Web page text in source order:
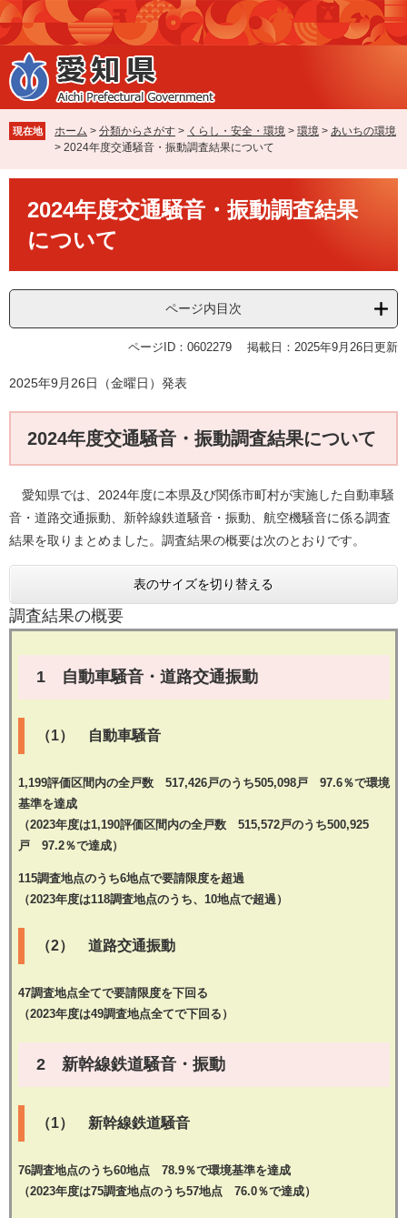
ペ
ー
ジ
の
先
で
す
メ
ニ
ュ
ー
を
ば
し
本
現在地 ホーム > 分類からさがす > くらし・安全・環境 > 環境 > あいちの環境
> 2024年度交通騒音・振動調査結果について
2024年度交通騒音・振動調査結果
について
ページ内目次
ページID：0602279 掲載日：2025年9月26日更新
2025年9月26日（金曜日）発表
2024年度交通騒音・振動調査結果について
愛知県では、2024年度に本県及び関係市町村が実施した自動車騒
音・道路交通振動、新幹線鉄道騒音・振動、航空機騒音に係る調査
結果を取りまとめました。調査結果の概要は次のとおりです。
表のサイズを切り替える
調査結果の概要
1 自動車騒音・道路交通振動
（1） 自動車騒音
1,199評価区間内の全戸数 517,426戸のうち505,098戸 97.6％で環境
基準を達成
（2023年度は1,190評価区間内の全戸数 515,572戸のうち500,925
戸 97.2％で達成）
115調査地点のうち6地点で要請限度を超過
（2023年度は118調査地点のうち、10地点で超過）
（2） 道路交通振動
47調査地点全てで要請限度を下回る
（2023年度は49調査地点全てで下回る）
2 新幹線鉄道騒音・振動
（1） 新幹線鉄道騒音
76調査地点のうち60地点 78.9％で環境基準を達成
（2023年度は75調査地点のうち57地点 76.0％で達成）